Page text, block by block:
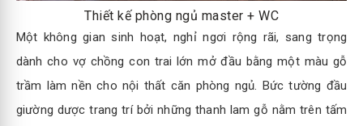
Thiết kế phòng ngủ master + WC
Một không gian sinh hoạt, nghỉ ngơi rộng rãi, sang trọng
dành cho vợ chồng con trai lớn mở đầu bằng một màu gỗ
trầm làm nền cho nội thất căn phòng ngủ. Bức tường đầu
giường dược trang trí bởi những thanh lam gỗ nằm trên tấm